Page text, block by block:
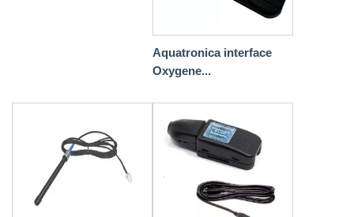
Aquatronica interface
Oxygene...